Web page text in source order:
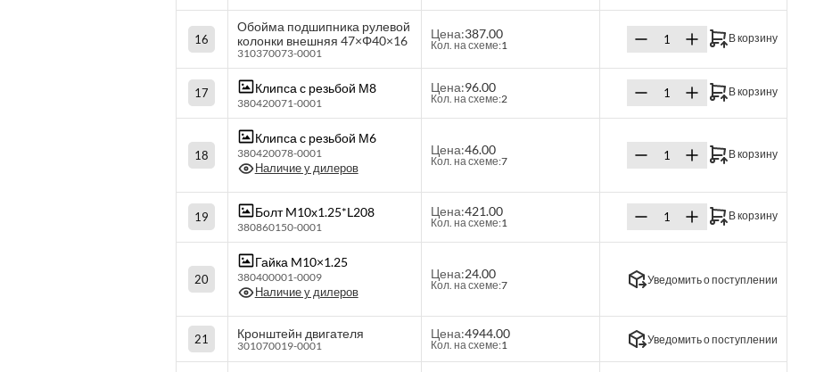
16
Обойма подшипника рулевой
колонки внешняя 47×Φ40×16
310370073-0001
Цена:387.00
Кол. на схеме:1
В корзину
17 Клипса с резьбой М8
380420071-0001
Цена:96.00
Кол. на схеме:2
В корзину
18
Клипса с резьбой М6
380420078-0001
Наличие у дилеров
Цена:46.00
Кол. на схеме:7
В корзину
19 Болт M10х1.25*L208
380860150-0001
Цена:421.00
Кол. на схеме:1
В корзину
20
Гайка M10×1.25
380400001-0009
Наличие у дилеров
Цена:24.00
Кол. на схеме:7 Уведомить о поступлении
21 Кронштейн двигателя
301070019-0001
Цена:4944.00
Кол. на схеме:1 Уведомить о поступлении